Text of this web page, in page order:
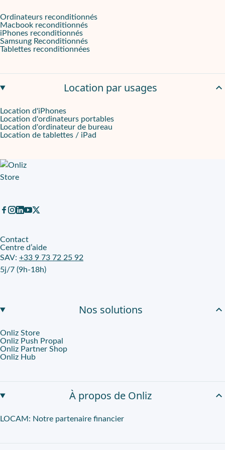
Ordinateurs reconditionnés
Macbook reconditionnés
iPhones reconditionnés
Samsung Reconditionnés
Tablettes reconditionnées
Location par usages
Location d'iPhones
Location d'ordinateurs portables
Location d'ordinateur de bureau
Location de tablettes / iPad
Contact
Centre d’aide
SAV: +33 9 73 72 25 92
5j/7 (9h-18h)
Nos solutions
Onliz Store
Onliz Push Propal
Onliz Partner Shop
Onliz Hub
À propos de Onliz
LOCAM: Notre partenaire financier